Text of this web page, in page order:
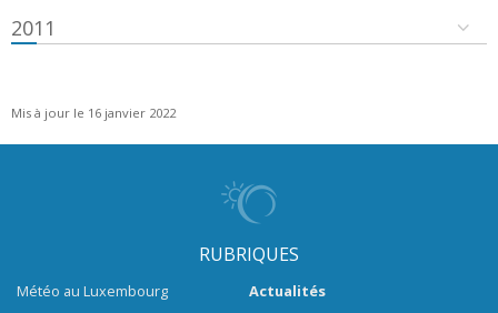
2011
Mis à jour le 16 janvier 2022
RUBRIQUES
Météo au Luxembourg
Actualités